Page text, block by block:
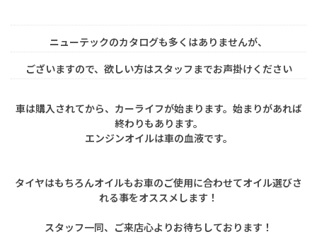
ニューテックのカタログも多くはありませんが、
ございますので、欲しい方はスタッフまでお声掛けください
車は購入されてから、カーライフが始まります。始まりがあれば
終わりもあります。
エンジンオイルは車の血液です。
タイヤはもちろんオイルもお車のご使用に合わせてオイル選びさ
れる事をオススメします！
スタッフ一同、ご来店心よりお待ちしております！